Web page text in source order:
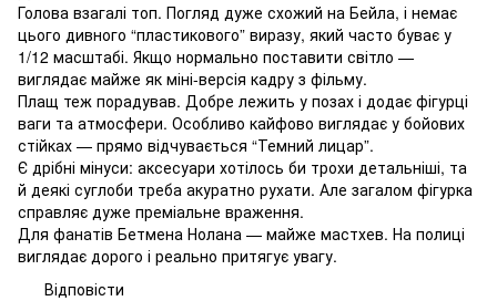
Голова взагалі топ. Погляд дуже схожий на Бейла, і немає
цього дивного “пластикового” виразу, який часто буває у
1/12 масштабі. Якщо нормально поставити світло —
виглядає майже як міні-версія кадру з фільму.
Плащ теж порадував. Добре лежить у позах і додає фігурці
ваги та атмосфери. Особливо кайфово виглядає у бойових
стійках — прямо відчувається “Темний лицар”.
Є дрібні мінуси: аксесуари хотілось би трохи детальніші, та
й деякі суглоби треба акуратно рухати. Але загалом фігурка
справляє дуже преміальне враження.
Для фанатів Бетмена Нолана — майже мастхев. На полиці
виглядає дорого і реально притягує увагу.
Відповісти